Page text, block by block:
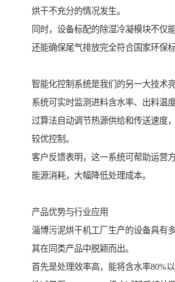
烘干不充分的情况发生。
同时，设备标配的除湿冷凝模块不仅
还能确保尾气排放完全符合国家环保标
智能化控制系统是我们的另一大技术亮
系统可实时监测进料含水率、出料温
过算法自动调节热源供给和传送速度
较优控制。
客户反馈表明，这一系统可帮助运营
能源消耗，大幅降低处理成本。
产品优势与行业应用
淄博污泥烘干机工厂生产的设备具有
其在同类产品中脱颖而出。
首先是处理效率高，能将含水率80%